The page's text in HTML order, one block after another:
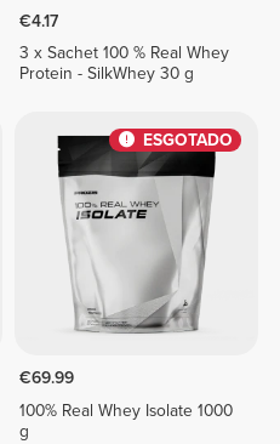
€4.17
3 x Sachet 100 % Real Whey
Protein - SilkWhey 30 g
ESGOTADO
€69.99
100% Real Whey Isolate 1000
g